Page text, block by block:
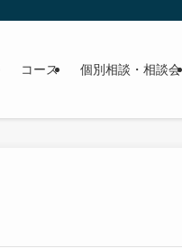
コース 個別相談・相談会